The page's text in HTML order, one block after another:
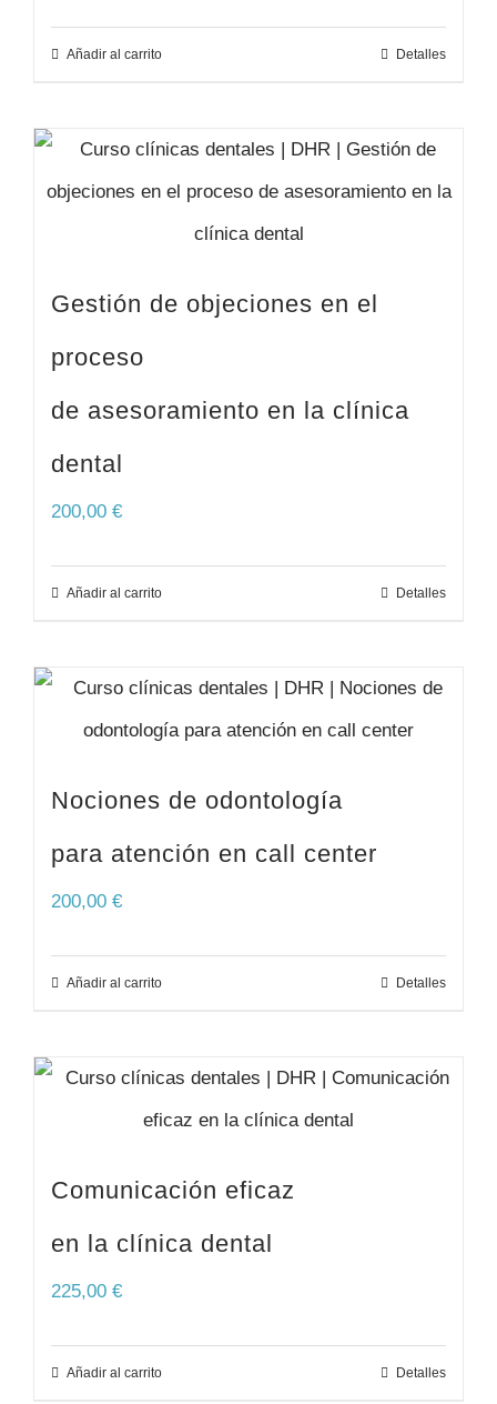
Añadir al carrito Detalles
Gestión de objeciones en el
proceso
de asesoramiento en la clínica
dental
200,00 €
Añadir al carrito Detalles
Nociones de odontología
para atención en call center
200,00 €
Añadir al carrito Detalles
Comunicación eficaz
en la clínica dental
225,00 €
Añadir al carrito Detalles